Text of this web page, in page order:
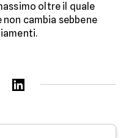
oltre il quale
cambia sebbene